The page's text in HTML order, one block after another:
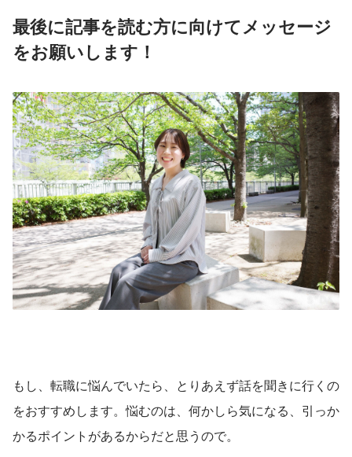
最後に記事を読む方に向けてメッセージ
をお願いします！
もし、転職に悩んでいたら、とりあえず話を聞きに行くの
をおすすめします。悩むのは、何かしら気になる、引っか
かるポイントがあるからだと思うので。